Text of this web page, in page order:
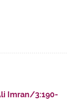
Imran/3:190-